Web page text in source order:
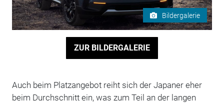
Bildergalerie
ZUR BILDERGALERIE
Auch beim Platzangebot reiht sich der Japaner eher
beim Durchschnitt ein, was zum Teil an der langen